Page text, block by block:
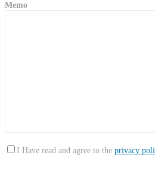
Memo
I Have read and agree to the privacy